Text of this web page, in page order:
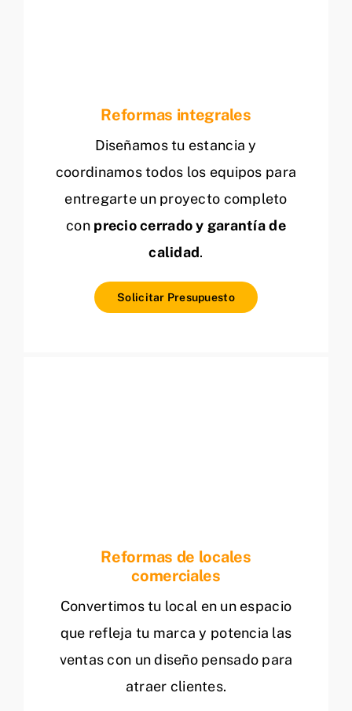
Reformas integrales
Diseñamos tu estancia y
coordinamos todos los equipos para
entregarte un proyecto completo
con precio cerrado y garantía de
calidad.
Solicitar Presupuesto
Reformas de locales
comerciales
Convertimos tu local en un espacio
que refleja tu marca y potencia las
ventas con un diseño pensado para
atraer clientes.